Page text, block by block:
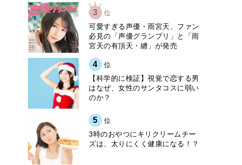
3 位
可愛すぎる声優・雨宮天、ファン
必見の「声優グランプリ」と「雨
宮天の有頂天・纏」が発売
4 位
【科学的に検証】視覚で恋する男
はなぜ、女性のサンタコスに弱い
のか？
5 位
3時のおやつにキリクリームチー
ズは、太りにくく健康になる！？